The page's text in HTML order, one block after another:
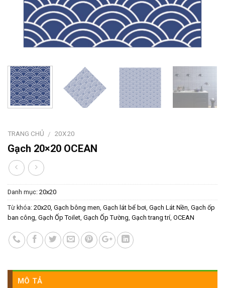
TRANG CHỦ / 20X20
Gạch 20×20 OCEAN
Danh mục: 20x20
Từ khóa: 20x20, Gạch bông men, Gạch lát bể bơi, Gạch Lát Nền, Gạch ốp
ban công, Gạch Ốp Toilet, Gạch Ốp Tường, Gạch trang trí, OCEAN
MÔ TẢ